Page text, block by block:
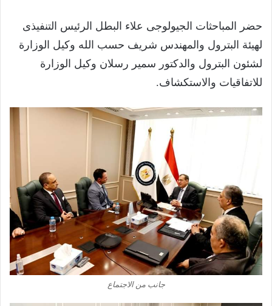
حضر المباحثات الجيولوجى علاء البطل الرئيس التنفيذى
لهيئة البترول والمهندس شريف حسب الله وكيل الوزارة
لشئون البترول والدكتور سمير رسلان وكيل الوزارة
للاتفاقيات والاستكشاف.
جانب من الاجتماع